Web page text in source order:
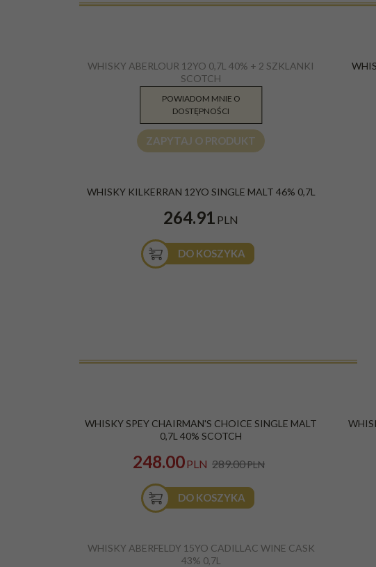
WHISKY ABERLOUR 12YO 0,7L 40% + 2 SZKLANKI
SCOTCH
224.91PLN
ZAPYTAJ O PRODUKT
POWIADOM MNIE O
DOSTĘPNOŚCI
WHISKY KILKERRAN 12YO SINGLE MALT 46% 0,7L
264.91 PLN
DO KOSZYKA
WHISKY SPEY CHAIRMAN'S CHOICE SINGLE MALT
0,7L 40% SCOTCH
289.00PLN
248.00PLN
DO KOSZYKA
WHISKY ABERFELDY 15YO CADILLAC WINE CASK
43% 0,7L